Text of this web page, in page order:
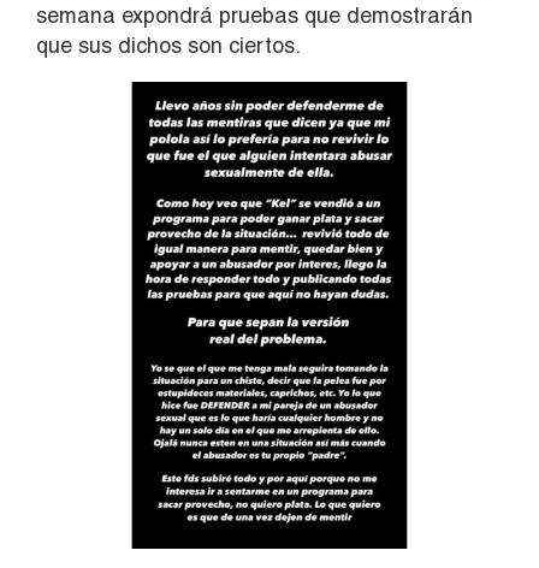
semana expondrá pruebas que demostrarán
que sus dichos son ciertos.